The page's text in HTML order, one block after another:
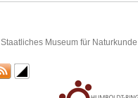
Museum für